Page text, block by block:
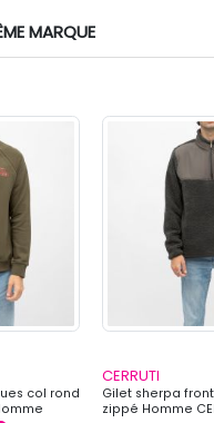
MARQUE
col rond
CERRUTI
Gilet sherpa
zippé Homme